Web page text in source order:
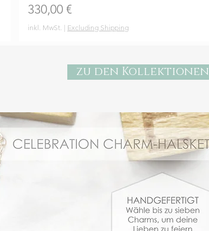
Preis
330,00 €
inkl. MwSt. | Excluding Shipping
zu den Kollektionen